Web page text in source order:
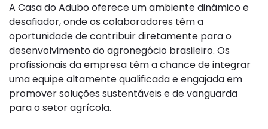
A Casa do Adubo oferece um ambiente dinâmico e
desafiador, onde os colaboradores têm a
oportunidade de contribuir diretamente para o
desenvolvimento do agronegócio brasileiro. Os
profissionais da empresa têm a chance de integrar
uma equipe altamente qualificada e engajada em
promover soluções sustentáveis e de vanguarda
para o setor agrícola.